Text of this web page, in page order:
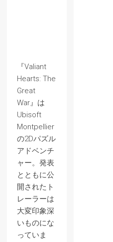
『Valiant
Hearts: The
Great
War』は
Ubisoft
Montpellier
の2Dパズル
アドベンチ
ャー。発表
とともに公
開されたト
レーラーは
大変印象深
いものにな
っていま